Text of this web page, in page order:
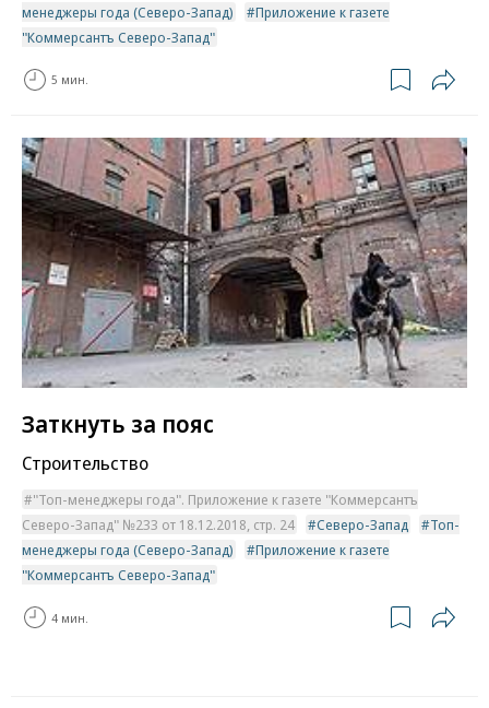
менеджеры года (Северо-Запад)
Приложение к газете
"Коммерсантъ Северо-Запад"
5 мин.
Заткнуть за пояс
Строительство
"Топ-менеджеры года". Приложение к газете "Коммерсантъ
Северо-Запад" №233 от 18.12.2018, стр. 24
Северо-Запад
Топ-
менеджеры года (Северо-Запад)
Приложение к газете
"Коммерсантъ Северо-Запад"
4 мин.